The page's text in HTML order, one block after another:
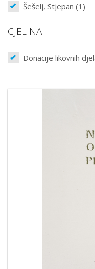
Šešelj, Stjepan (1)
CJELINA
Donacije likovnih